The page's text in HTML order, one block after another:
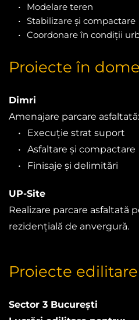
Modelare teren
Stabilizare și compactare
Coordonare în condiții
Proiecte în
Dimri
Amenajare parcare asfaltată:
Execuție strat suport
Asfaltare și compactare
Finisaje și delimitări
UP-Site
Realizare parcare asfaltată
rezidențială de anvergură.
Proiecte
Sector 3 București